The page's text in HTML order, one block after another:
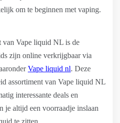
om te beginnen met vaping.
van Vape liquid NL is de
zijn online verkrijgbaar via
Vape liquid nl. Deze
assortiment van Vape liquid NL
interessante deals en
je altijd een voorraadje inslaan
te zitten.